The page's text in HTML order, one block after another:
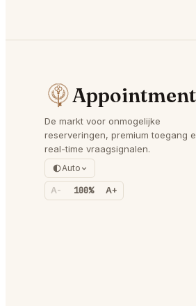
De markt voor onmogelijke
reserveringen, premium toegang
real-time vraagsignalen.
Auto
A- 100% A+